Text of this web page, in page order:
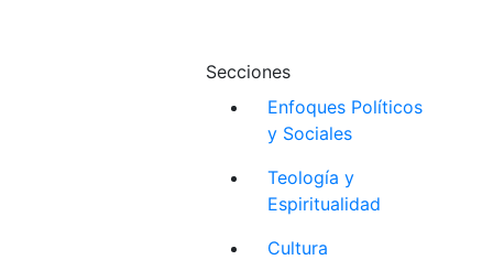
Secciones
Enfoques Políticos
y Sociales
Teología y
Espiritualidad
Cultura